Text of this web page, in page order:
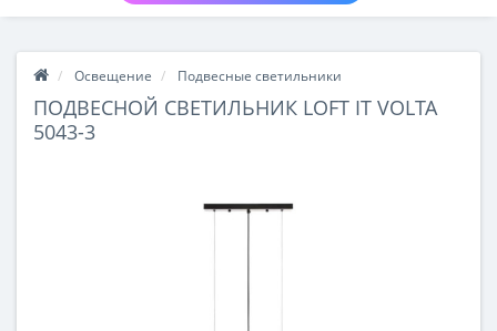
Освещение Подвесные светильники
ПОДВЕСНОЙ СВЕТИЛЬНИК LOFT IT VOLTA
5043-3